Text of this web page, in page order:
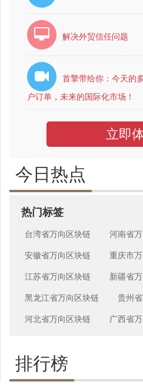
解决外贸信任问题
首擎带给你：今天的
户订单，未来的国际化市场！
立即
今日热点
热门标签
台湾省万向区块链 河南省
安徽省万向区块链 重庆市
江苏省万向区块链 新疆省
黑龙江省万向区块链 贵州
河北省万向区块链 广西省
排行榜